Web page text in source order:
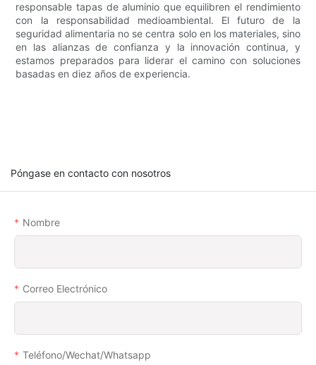
responsable tapas de aluminio que equilibren el rendimiento
con la responsabilidad medioambiental. El futuro de la
seguridad alimentaria no se centra solo en los materiales, sino
en las alianzas de confianza y la innovación continua, y
estamos preparados para liderar el camino con soluciones
basadas en diez años de experiencia.
Póngase en contacto con nosotros
Nombre
Correo Electrónico
Teléfono/wechat/whatsapp